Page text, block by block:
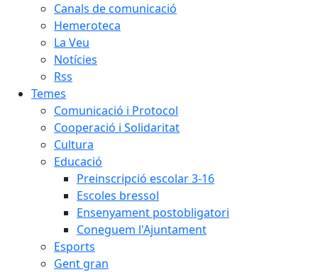
Canals de comunicació
Hemeroteca
La Veu
Notícies
Rss
Temes
Comunicació i Protocol
Cooperació i Solidaritat
Cultura
Educació
Preinscripció escolar 3-16
Escoles bressol
Ensenyament postobligatori
Coneguem l'Ajuntament
Esports
Gent gran